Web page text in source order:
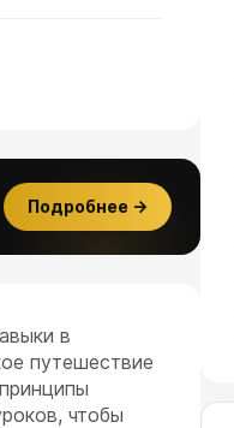
Подробнее →
в
путешествие
чтобы